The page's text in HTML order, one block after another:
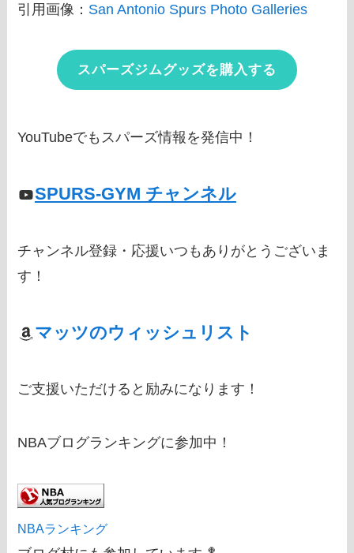
引用画像： San Antonio Spurs Photo Galleries
スパーズジムグッズを購入する
YouTubeでもスパーズ情報を発信中！
SPURS-GYM チャンネル
チャンネル登録・応援いつもありがとうございま
す！
マッツのウィッシュリスト
ご支援いただけると励みになります！
NBAブログランキングに参加中！
NBAランキング